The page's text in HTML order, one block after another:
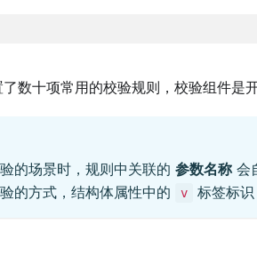
数十项常用的校验规则，校验组件是
的场景时，规则中关联的 参数名称会
的方式，结构体属性中的
v 标签标识